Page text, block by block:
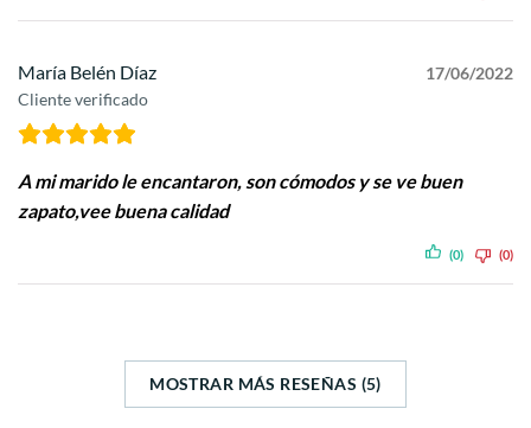
María Belén Díaz
Cliente verificado
17/06/2022
A mi marido le encantaron, son cómodos y se ve buen
zapato,vee buena calidad
(0) (0)
MOSTRAR MÁS RESEÑAS (5)